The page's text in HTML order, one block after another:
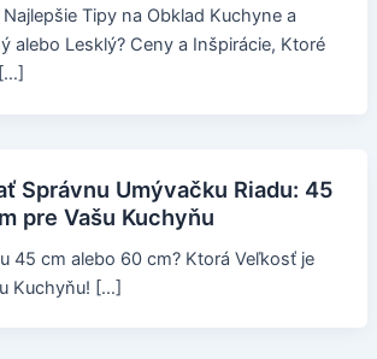
Tipy na Obklad Kuchyne a
alebo Lesklý? Ceny a Inšpirácie, Ktoré
Správnu Umývačku Riadu: 45
pre Vašu Kuchyňu
45 cm alebo 60 cm? Ktorá Veľkosť je
Kuchyňu! […]